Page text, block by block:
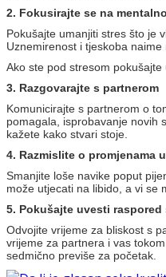
2. Fokusirajte se na
Pokušajte umanjiti stres što je
Uznemirenost i tjeskoba
Ako ste pod stresom
3. Razgovarajte s partnerom
Komunicirajte s partnerom o
pomagala, isprobavanje novih
kažete kako stvari stoje.
4. Razmislite o promjenama
Smanjite loše navike poput
može utjecati na libido, a vi se
5. Pokušajte uvesti raspored
Odvojite vrijeme za bliskost s
vrijeme za partnera i vas
sedmično previše za početak.